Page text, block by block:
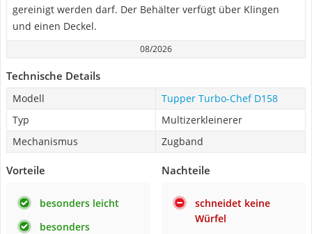
gereinigt werden darf. Der Behälter verfügt über Klingen
und einen Deckel.
08/2026
Technische Details
Modell
Tupper Turbo-Chef D158
Typ
Multizerkleinerer
Mechanismus
Zugband
Vorteile
besonders leicht
besonders
Nachteile
schneidet keine
Würfel